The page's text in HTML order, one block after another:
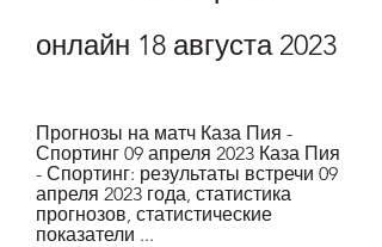
онлайн 18 августа 2023
Прогнозы на матч Каза Пия -
Спортинг 09 апреля 2023 Каза Пия
- Спортинг: результаты встречи 09
апреля 2023 года, статистика
прогнозов, статистические
показатели ...